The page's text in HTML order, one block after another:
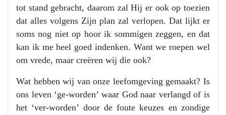
tot stand gebracht, daarom zal Hij er ook op toezien
dat alles volgens Zijn plan zal verlopen. Dat lijkt er
soms nog niet op hoor ik sommigen zeggen, en dat
kan ik me heel goed indenken. Want we roepen wel
om vrede, maar creëren wij die ook?
Wat hebben wij van onze leefomgeving gemaakt? Is
ons leven ‘ge-worden’ waar God naar verlangd of is
het ‘ver-worden’ door de foute keuzes en zondige